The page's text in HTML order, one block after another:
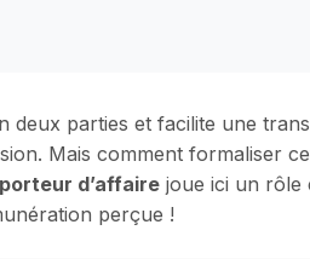
deux parties et facilite une
Mais comment formaliser
d’affaire joue ici un
perçue !